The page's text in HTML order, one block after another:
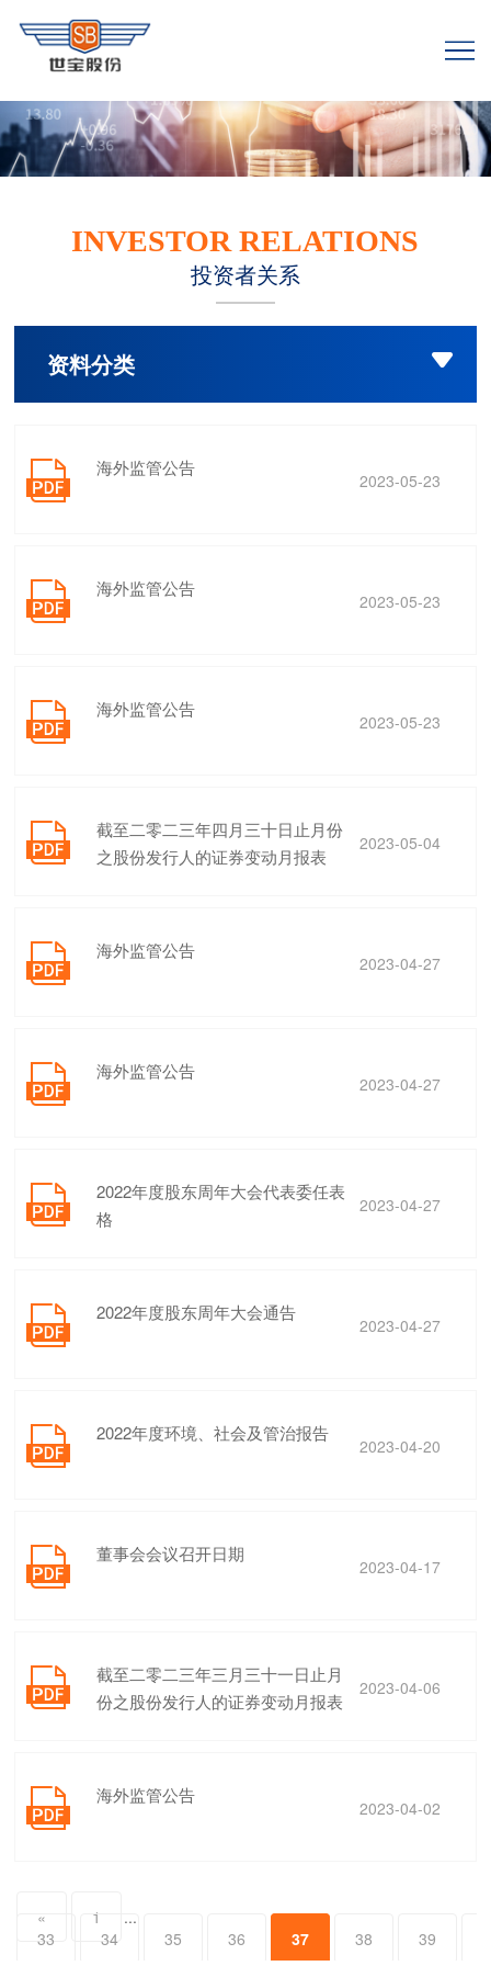
INVESTOR RELATIONS
投资者关系
资料分类 
 海外监管公告
2023-05-23
 海外监管公告
2023-05-23
 海外监管公告
2023-05-23

截至二零二三年四月三十日止月份
之股份发行人的证券变动月报表
2023-05-04
 海外监管公告
2023-04-27
 海外监管公告
2023-04-27

2022年度股东周年大会代表委任表
格
2023-04-27
 2022年度股东周年大会通告
2023-04-27
 2022年度环境、社会及管治报告
2023-04-20
 董事会会议召开日期
2023-04-17

截至二零二三年三月三十一日止月
份之股份发行人的证券变动月报表
2023-04-06
 海外监管公告
2023-04-02
« 1
...
33
34 35 36 37 38 39